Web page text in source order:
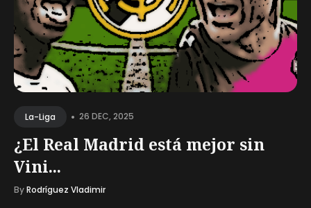
La-Liga • 26 DEC, 2025
¿El Real Madrid está mejor sin
Vini...
ByRodríguez Vladimir